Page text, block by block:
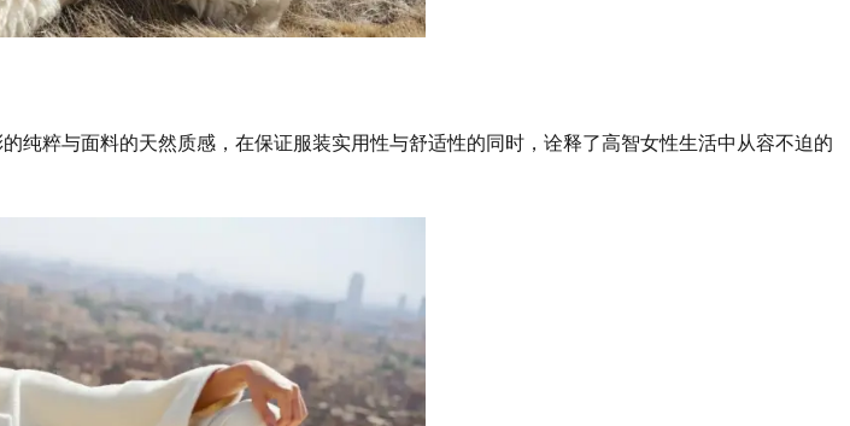
纯粹与面料的天然质感，在保证服装实用性与舒适性的同时，诠释了高智女性生活中从容不迫的